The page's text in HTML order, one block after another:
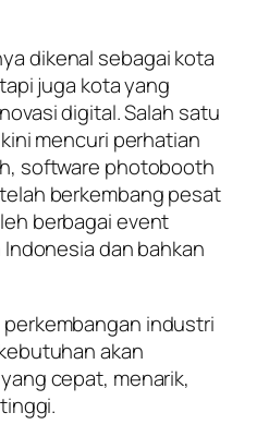
dikenal sebagai kota
juga kota yang
digital. Salah satu
mencuri perhatian
software photobooth
berkembang pesat
berbagai event
dan bahkan
industri
akan
cepat, menarik,